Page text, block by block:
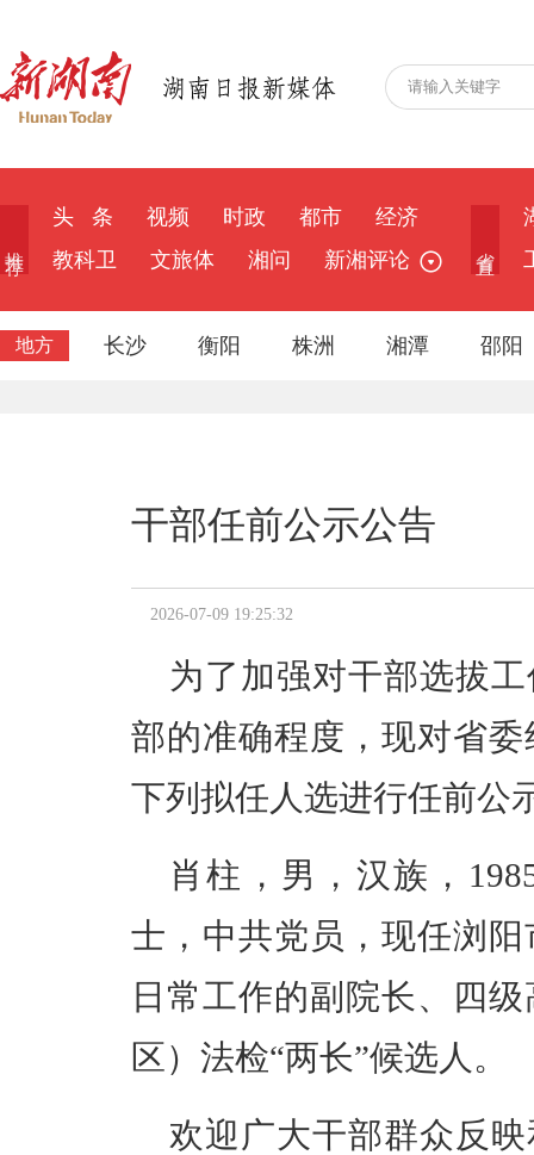
头 条 视频 时政 都市
经济
教科卫
文旅体 湘问 新湘评论
地方 长沙 衡阳 株洲 湘潭 邵阳
干部任前公示公告
2026-07-09 19:25:32
为了加强对干部选拔
部的准确程度，现对省委
下列拟任人选进行任前公
肖柱，男，汉族，
士，中共党员，现任浏
日常工作的副院长、四
区）法检“两长”候选人。
欢迎广大干部群众反